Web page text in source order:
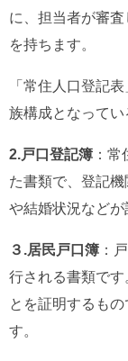
に、担当者が審
を持ちます。
「常住人口登記
族構成となってい
2.戸口登記簿 ：
た書類で、登記
や結婚状況などが
３.居民戸口簿 ：
行される書類で
とを証明するも
す。